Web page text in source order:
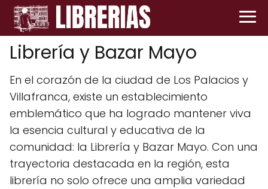
Librería y Bazar Mayo
En el corazón de la ciudad de Los Palacios y
Villafranca, existe un establecimiento
emblemático que ha logrado mantener viva
la esencia cultural y educativa de la
comunidad: la Librería y Bazar Mayo. Con una
trayectoria destacada en la región, esta
librería no solo ofrece una amplia variedad